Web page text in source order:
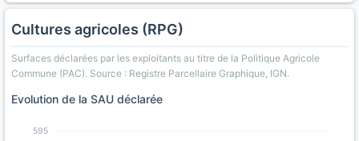
Cultures agricoles (RPG)
Surfaces déclarées par les exploitants au titre de la Politique Agricole
Commune (PAC). Source : Registre Parcellaire Graphique, IGN.
Evolution de la SAU déclarée
595